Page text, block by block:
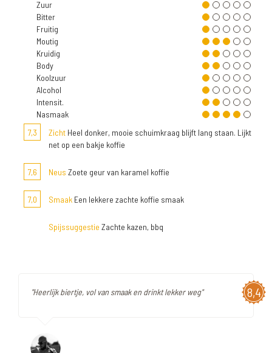
Zuur
Bitter
Fruitig
Moutig
Kruidig
Body
Koolzuur
Alcohol
Intensit.
Nasmaak
7,3
Zicht Heel donker, mooie schuimkraag blijft lang staan. Lijkt
net op een bakje koffie
7,6 Neus Zoete geur van karamel koffie
7,0 Smaak Een lekkere zachte koffie smaak
Spijssuggestie Zachte kazen, bbq
8,4
"Heerlijk biertje, vol van smaak en drinkt lekker weg"